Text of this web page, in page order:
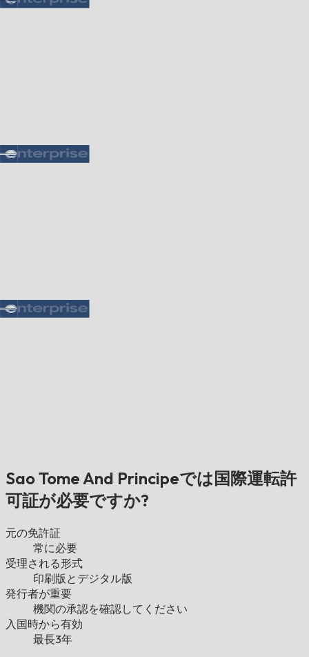
Sao Tome And Principeでは国際運転許
可証が必要ですか?
元の免許証
常に必要
受理される形式
印刷版とデジタル版
発行者が重要
機関の承認を確認してください
入国時から有効
最長3年